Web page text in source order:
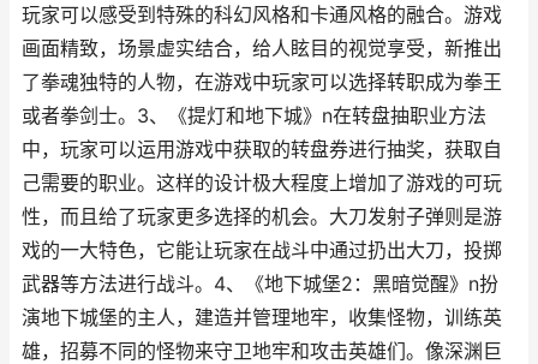
玩家可以感受到特殊的科幻风格和卡通风格的融合。游戏
画面精致，场景虚实结合，给人眩目的视觉享受，新推出
了拳魂独特的人物，在游戏中玩家可以选择转职成为拳王
或者拳剑士。3、《提灯和地下城》n在转盘抽职业方法
中，玩家可以运用游戏中获取的转盘券进行抽奖，获取自
己需要的职业。这样的设计极大程度上增加了游戏的可玩
性，而且给了玩家更多选择的机会。大刀发射子弹则是游
戏的一大特色，它能让玩家在战斗中通过扔出大刀，投掷
武器等方法进行战斗。4、《地下城堡2：黑暗觉醒》n扮
演地下城堡的主人，建造并管理地牢，收集怪物，训练英
雄，招募不同的怪物来守卫地牢和攻击英雄们。像深渊巨